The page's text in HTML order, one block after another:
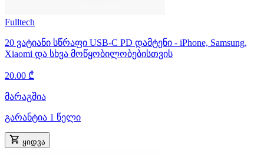
Fulltech
20 ვატიანი სწრაფი USB-C PD დამტენი - iPhone, Samsung,
Xiaomi და სხვა მოწყობილობებისთვის
20.00 ₾
მარაგშია
გარანტია 1 წელი
ყიდვა